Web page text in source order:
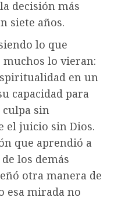
decisión más
siete años.
lo que
lo vieran:
en un
capacidad para
sin
el juicio sin Dios.
que aprendió a
los demás
otra manera de
esa mirada no